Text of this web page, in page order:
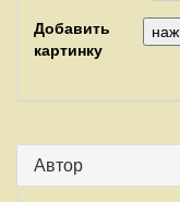
Добавить
картинку
Автор